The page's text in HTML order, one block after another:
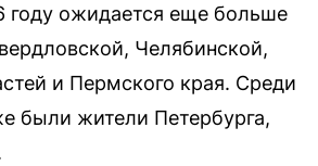
году ожидается еще больше
Челябинской,
и Пермского края. Среди
были жители Петербурга,